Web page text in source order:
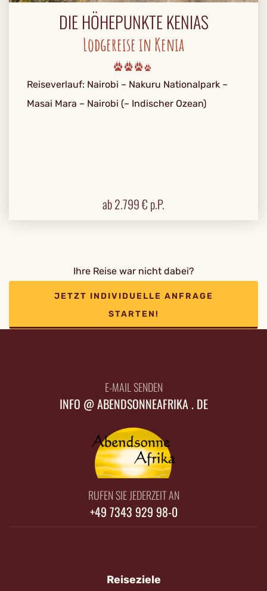
DIE HÖHEPUNKTE KENIAS
Lodgereise in Kenia
Reiseverlauf: Nairobi – Nakuru Nationalpark –
Masai Mara – Nairobi (– Indischer Ozean)
ab2.799€ p.P.
Ihre Reise war nicht dabei?
JETZT INDIVIDUELLE ANFRAGE
STARTEN!
E-MAIL SENDEN
INFO @ ABENDSONNEAFRIKA . DE
RUFEN SIE JEDERZEIT AN
+49 7343 929 98-0
Reiseziele